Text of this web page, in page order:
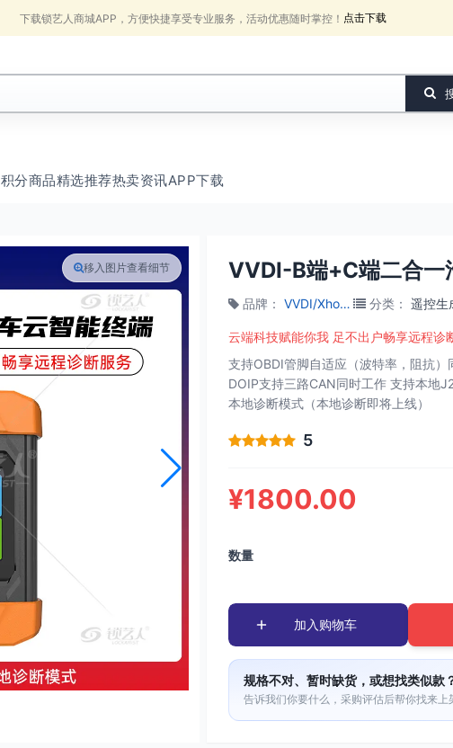
下载锁艺人商城APP，方便快捷享受专业服务，活动优惠随时掌控！ 点击下载
积分商品精选推荐热卖资讯APP下载
移入图片查看细节 VVDI-B端+C端二合
品牌 ： VVDI/Xhorse数马电子 分类 ：
云端科技赋能你我 足不出户畅享远程诊
支持OBDI管脚自适应（波特率，阻抗）
DOIP支持三路CAN同时工作 支持本地
本地诊断模式（本地诊断即将上线）
5
¥1800.00
数量
加入购物车
规格不对、暂时缺货，或想找类似款
告诉我们你要什么，采购评估后帮你找来上